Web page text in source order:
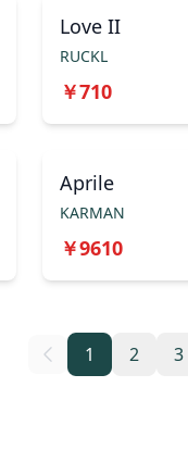
Love II
RUCKL
￥710
Aprile
KARMAN
￥9610
1 2 3